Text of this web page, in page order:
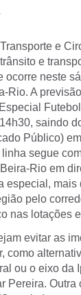
e
e
ocorre neste
Rio. A
saindo
Público)
segue
Rio em
especial, mais
pelo
nas lotações
evitar as
como
ou o eixo da
Pereira. Outra